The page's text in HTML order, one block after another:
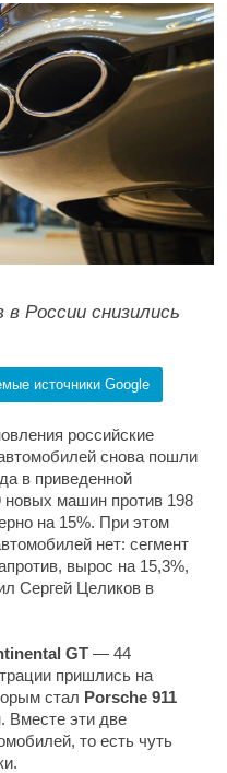
России снизились
источники Google
российские
снова пошли
в приведенной
новых машин против 198
на 15%. При этом
нет: сегмент
вырос на 15,3%,
Сергей Целиков в
GT — 44
пришлись на
стал Porsche 911
Вместе эти две
то есть чуть